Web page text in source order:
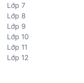
Lớp 7
Lớp 8
Lớp 9
Lớp 10
Lớp 11
Lớp 12